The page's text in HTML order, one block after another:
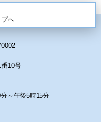
へ
10号
～午後5時15分